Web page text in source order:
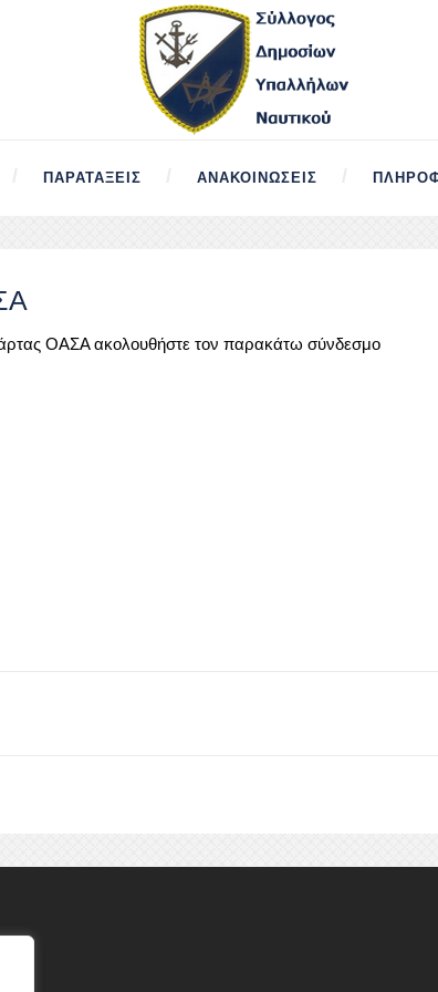
ΠΑΡΑΤΆΞΕΙΣ ΑΝΑΚΟΙΝΏΣΕΙΣ
ΟΑΣΑ ακολουθήστε τον παρακάτω σύνδεσμο